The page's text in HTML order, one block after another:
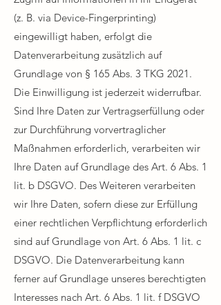
(z. B. via Device-Fingerprinting)
eingewilligt haben, erfolgt die
Datenverarbeitung zusätzlich auf
Grundlage von § 165 Abs. 3 TKG 2021.
Die Einwilligung ist jederzeit widerrufbar.
Sind Ihre Daten zur Vertragserfüllung oder
zur Durchführung vorvertraglicher
Maßnahmen erforderlich, verarbeiten wir
Ihre Daten auf Grundlage des Art. 6 Abs. 1
lit. b DSGVO. Des Weiteren verarbeiten
wir Ihre Daten, sofern diese zur Erfüllung
einer rechtlichen Verpflichtung erforderlich
sind auf Grundlage von Art. 6 Abs. 1 lit. c
DSGVO. Die Datenverarbeitung kann
ferner auf Grundlage unseres berechtigten
Interesses nach Art. 6 Abs. 1 lit. f DSGVO